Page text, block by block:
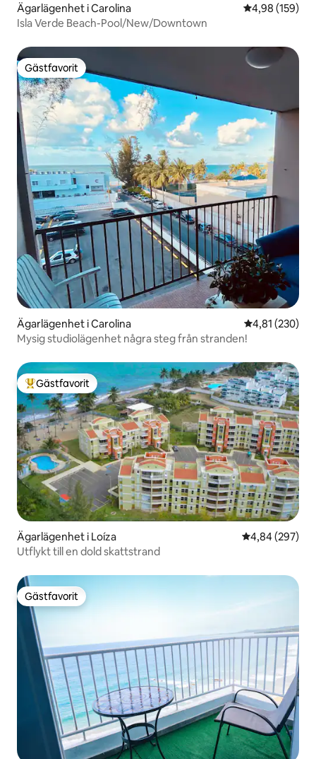
Ägarlägenhet i Carolina 4,98 av 5 i
4,98 (159)
Isla Verde Beach-Pool/New/Downtown
Gästfavorit
Gästfavorit
Ägarlägenhet i Carolina 4,81 av 5 i
4,81 (230)
Mysig studiolägenhet några steg från stranden!
Populär gästfavorit
Gästfavorit
Ägarlägenhet i Loíza 4,84 av 5 i
4,84 (297)
Utflykt till en dold skattstrand
Gästfavorit
Gästfavorit